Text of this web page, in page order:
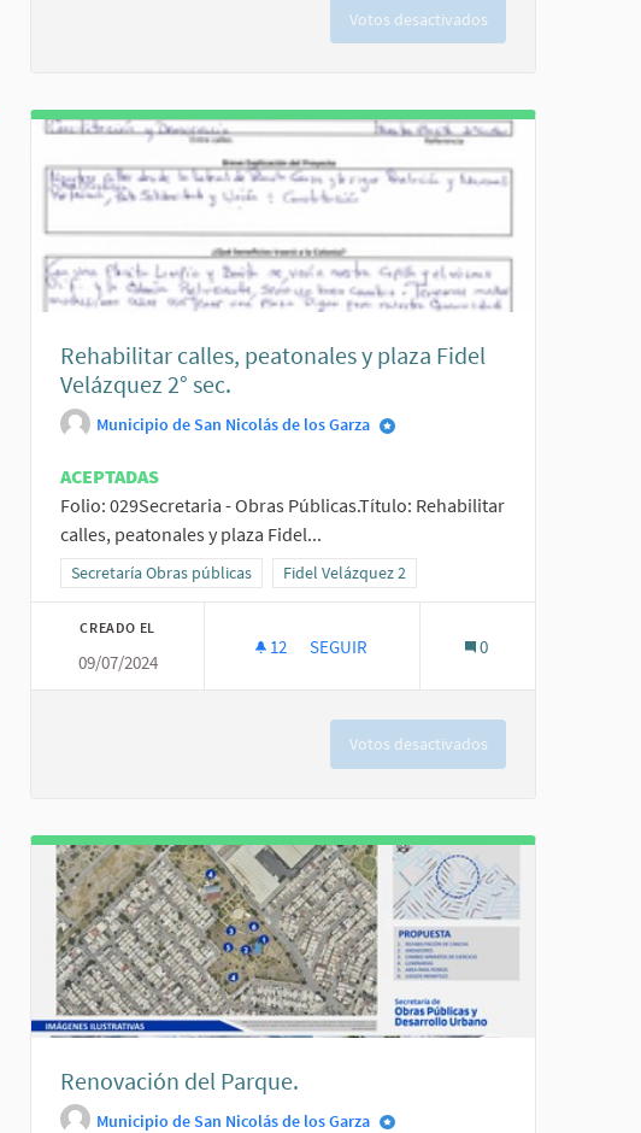
Votos desactivados
Ideal
LA COLONIA.
Rehabilitar calles, peatonales y plaza Fidel
Velázquez 2° sec.
Municipio de San Nicolás de los Garza
ACEPTADAS
Folio: 029Secretaria - Obras Públicas.Título: Rehabilitar
calles, peatonales y plaza Fidel...
Resultados al filtrar por la categoría: Secretaría Obras públicas
Secretaría Obras públicas Resultados al filtrar por el ámbito: Fidel
Fidel Velázquez 2
CREADO EL
09/07/2024
12 12 SEGUIDORAS
SEGUIR 0
Votos desactivados
Renovación del Parque.
Municipio de San Nicolás de los Garza